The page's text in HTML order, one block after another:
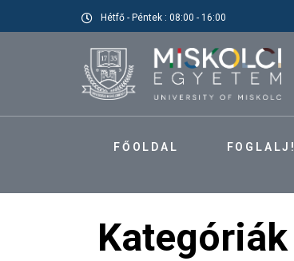
Hétfő - Péntek : 08:00 - 16:00
FŐOLDAL FOGLALJ!
Kategóriák